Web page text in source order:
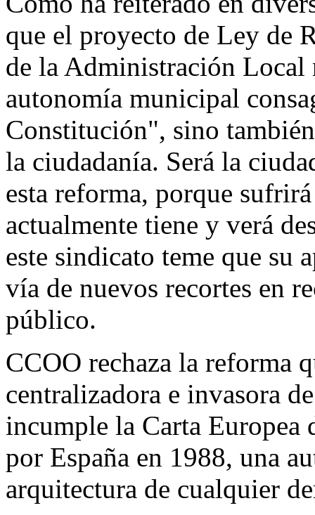
que el proyecto de Ley de
de la Administración Local
autonomía municipal
Constitución", sino
la ciudadanía. Será la
esta reforma, porque
actualmente tiene y verá
este sindicato teme que su
vía de nuevos recortes en
público.
CCOO rechaza la reforma
centralizadora e invasora
incumple la Carta
por España en 1988, una
arquitectura de cualquier